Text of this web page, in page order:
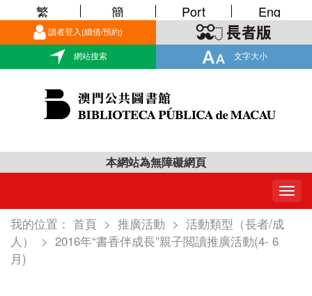
讀者登入(續借/預約)
網站搜索 文字大小
繁 簡 Port Eng
本網站為無障礙網頁
我的位置： 首頁 > 推廣活動 > 活動類型（長者/成
人）
> 2016年“書香伴成長”親子閲讀推廣活動(4- 6
月)